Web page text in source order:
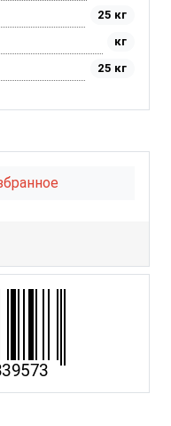
25 кг
кг
25 кг